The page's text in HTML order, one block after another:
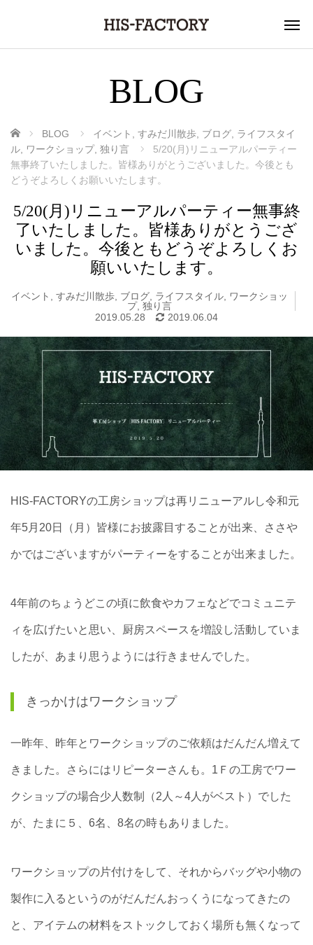
BLOG
ホーム BLOG イベント すみだ川散歩 ブログ ライフスタイ
ル
ワークショップ, 独り言
5/20(月)リニューアルパーティー
無事終了いたしました。皆様ありがとうございました。今後とも
どうぞよろしくお願いいたします。
5/20(月)リニューアルパーティー無事終
了いたしました。皆様ありがとうござ
いました。今後ともどうぞよろしくお
願いいたします。
イベント すみだ川散歩, ブログ, ライフスタイル,
ワークショッ
プ, 独り言
2019.05.28
2019.06.04
HIS-FACTORYの工房ショップは再リニューアルし令和元
年5月20日（月）皆様にお披露目することが出来、ささや
かではございますがパーティーをすることが出来ました。
4年前のちょうどこの頃に飲食やカフェなどでコミュニテ
ィを広げたいと思い、厨房スペースを増設し活動していま
したが、あまり思うようには行きませんでした。
きっかけはワークショップ
一昨年、昨年とワークショップのご依頼はだんだん増えて
きました。さらにはリピーターさんも。1Ｆの工房でワー
クショップの場合少人数制（2人～4人がベスト）でした
が、たまに５、6名、8名の時もありました。
ワークショップの片付けをして、それからバッグや小物の
製作に入るというのがだんだんおっくうになってきたの
と、アイテムの材料をストックしておく場所も無くなって